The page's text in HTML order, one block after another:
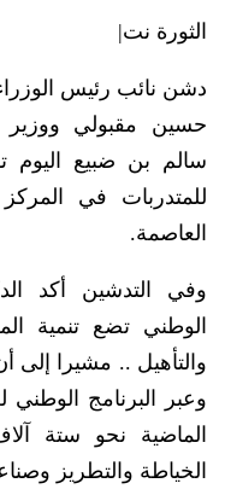
الثورة نت|
دشن نائب رئيس
حسين مقبولي ووزير
للمتدربات في المركز
العاصمة.
وفي التدشين أكد
الوطني تضع تنمية
والتأهيل .. مشيرا إلى
وعبر البرنامج الوطني
الخياطة والتطريز